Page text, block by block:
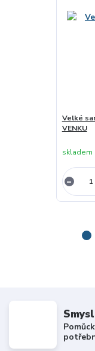
Velké
VENKU
skladem